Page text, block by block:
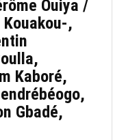
Ouiya /
Kouakou-,
Kaboré,
Gbadé,